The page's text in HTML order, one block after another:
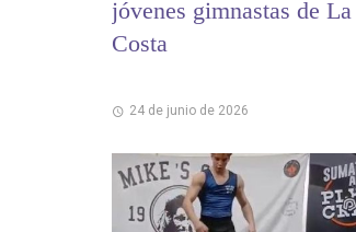
jóvenes gimnastas de La
Costa
24 de junio de 2026